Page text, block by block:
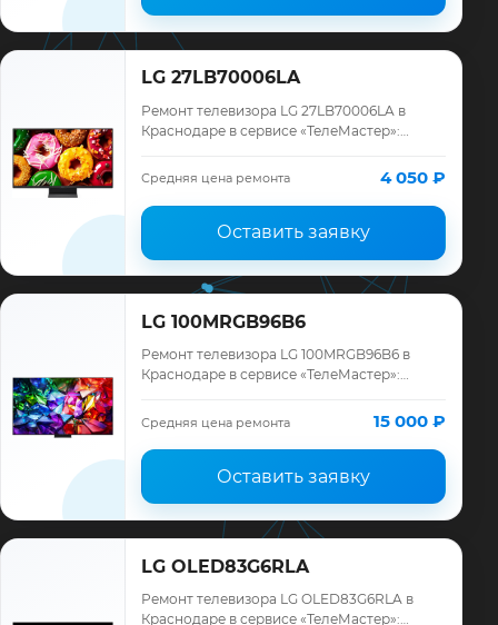
LG 27LB70006LA
Ремонт телевизора LG 27LB70006LA в
Краснодаре в сервисе «ТелеМастер»:
запчасти и гарантия до 12 месяцев.
Средняя цена ремонта 4 050 ₽
Оставить заявку
LG 100MRGB96B6
Ремонт телевизора LG 100MRGB96B6 в
Краснодаре в сервисе «ТелеМастер»:
запчасти и гарантия до 12 месяцев.
Средняя цена ремонта 15 000 ₽
Оставить заявку
LG OLED83G6RLA
Ремонт телевизора LG OLED83G6RLA в
Краснодаре в сервисе «ТелеМастер»: